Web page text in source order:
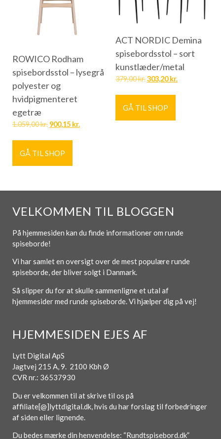
ROWICO Rodham
spisebordsstol – lysegrå
polyester og
hvidpigmenteret
egetræ
1.059,00kr. 900,15 kr.
GÅ TIL SHOP
ACT NORDIC Demina
spisebordsstol – sort
kunstlæder/metal
379,00kr.303,20kr.
GÅ TIL SHOP
VELKOMMEN TIL BLOGGEN
På hjemmesiden kan du finde informationer om runde
spiseborde!
Vi har samlet en oversigt over de mest populære runde
spiseborde, der bliver solgt i Danmark.
Så slipper du for at skulle sammenligne et utal af
hjemmesider med runde spiseborde. Vi hjælper dig på vej!
HJEMMESIDEN EJES AF
Lytt Digital ApS
Jagtvej 215 A, 9. 2100 Kbh Ø
CVR nr.: 36537930
Du er velkommen til at skrive til os på
affiliate[@]lyttdigital.dk, hvis du har forslag til forbedringer
af siden eller lignende.
Du bedes mærke din henvendelse: “Rundtspisebord.dk”